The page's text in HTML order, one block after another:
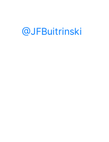
@JFBuitrinski